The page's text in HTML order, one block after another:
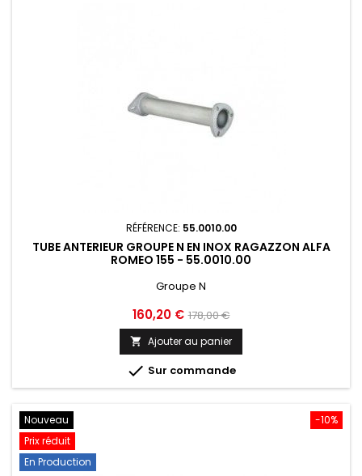
RÉFÉRENCE: 55.0010.00
TUBE ANTERIEUR GROUPE N EN INOX RAGAZZON ALFA
ROMEO 155 - 55.0010.00
Groupe N
Prix
160,20 € Prix
de
base
178,00 €
 Ajouter au panier
 Sur commande
-10%
Nouveau
Prix réduit
En Production